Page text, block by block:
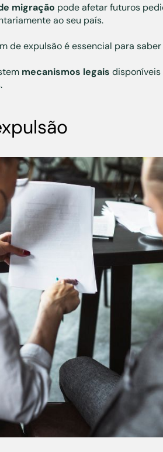
migração pode afetar futuros
ao seu país.
de expulsão é essencial para
mecanismos legais